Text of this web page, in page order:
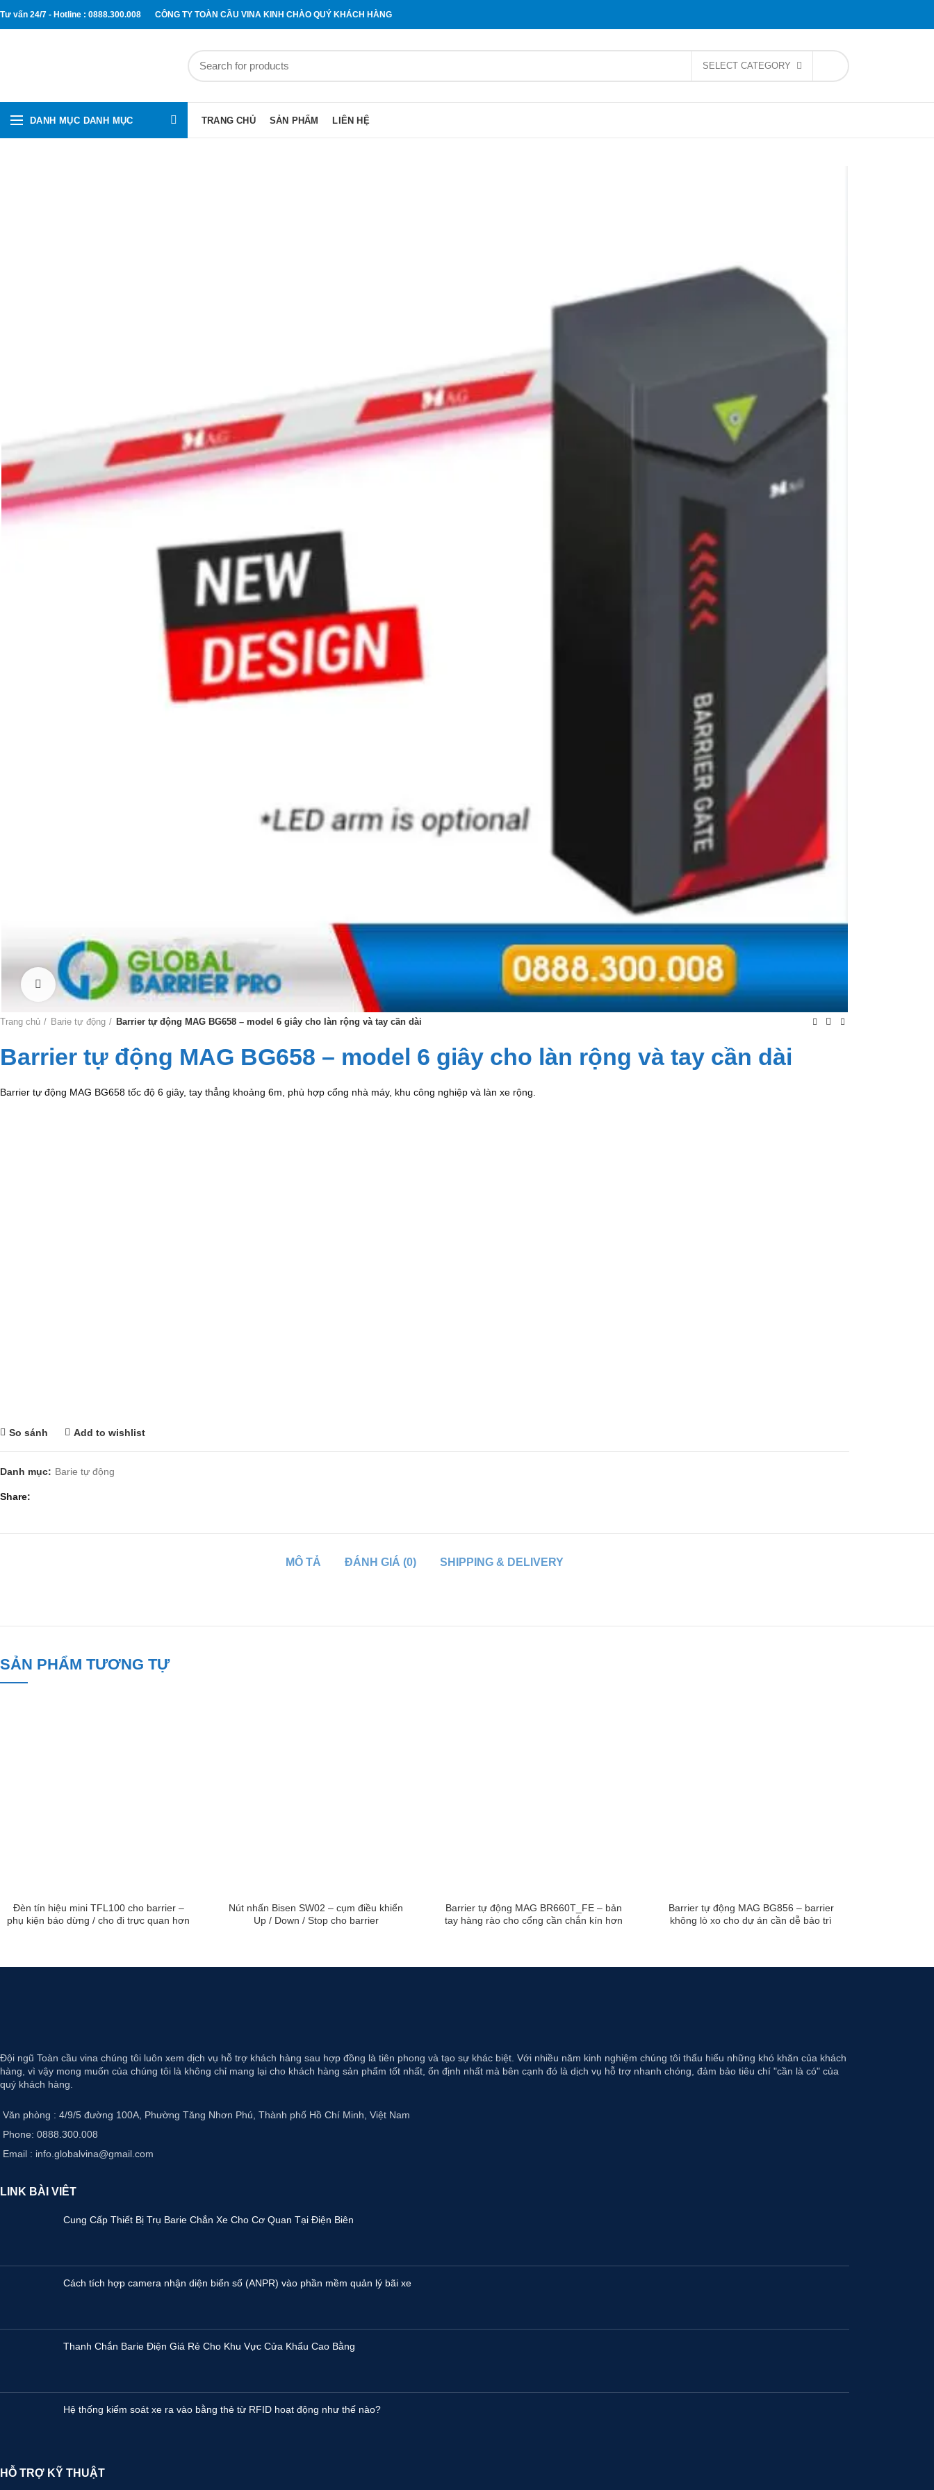
Tư vấn 24/7 - Hotline : 0888.300.008 CÔNG TY TOÀN CẦU VINA KINH CHÀO QUÝ KHÁCH HÀNG
SELECT CATEGORY
DANH MỤC DANH MỤC TRANG CHỦ SẢN PHẨM LIÊN HỆ
Click to enlarge
Trang chủ Barie tự động Barrier tự động MAG BG658 – model 6 giây cho làn rộng và tay cần dài
Barrier tự động MAG BG658 – model 6 giây cho làn rộng và tay cần dài
Barrier tự động MAG BG658 tốc độ 6 giây, tay thẳng khoảng 6m, phù hợp cổng nhà máy, khu công nghiệp và làn xe rộng.
So sánh Add to wishlist
Danh mục: Barie tự động
Share
MÔ TẢ ĐÁNH GIÁ (0) SHIPPING & DELIVERY
SẢN PHẨM TƯƠNG TỰ
Đèn tín hiệu mini TFL100 cho barrier –
phụ kiện báo dừng / cho đi trực quan hơn
Nút nhấn Bisen SW02 – cụm điều khiển
Up / Down / Stop cho barrier
Barrier tự động MAG BR660T_FE – bản
tay hàng rào cho cổng cần chắn kín hơn
Barrier tự động MAG BG856 – barrier
không lò xo cho dự án cần dễ bảo trì
Đội ngũ Toàn cầu vina chúng tôi luôn xem dịch vụ hỗ trợ khách hàng sau hợp đồng là tiên phong và tạo sự khác biệt. Với nhiều năm kinh nghiệm chúng tôi thấu hiểu những khó khăn của khách
hàng, vì vậy mong muốn của chúng tôi là không chỉ mang lại cho khách hàng sản phẩm tốt nhất, ổn định nhất mà bên cạnh đó là dịch vụ hỗ trợ nhanh chóng, đảm bảo tiêu chí "cần là có" của
quý khách hàng.
Văn phòng : 4/9/5 đường 100A, Phường Tăng Nhơn Phú, Thành phố Hồ Chí Minh, Việt Nam
Phone: 0888.300.008
Email : info.globalvina@gmail.com
LINK BÀI VIÊT
Cung Cấp Thiết Bị Trụ Barie Chắn Xe Cho Cơ Quan Tại Điện Biên
Cách tích hợp camera nhận diện biển số (ANPR) vào phần mềm quản lý bãi xe
Thanh Chắn Barie Điện Giá Rẻ Cho Khu Vực Cửa Khẩu Cao Bằng
Hệ thống kiểm soát xe ra vào bằng thẻ từ RFID hoạt động như thế nào?
HỖ TRỢ KỸ THUẬT